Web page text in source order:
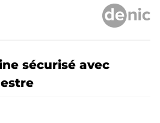
sécurisé avec